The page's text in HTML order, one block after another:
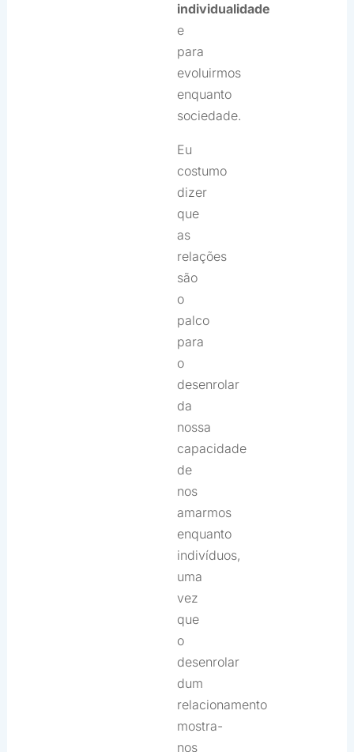
individualidade
e
para
evoluirmos
enquanto
sociedade.
Eu
costumo
dizer
que
as
relações
são
o
palco
para
o
desenrolar
da
nossa
capacidade
de
nos
amarmos
enquanto
indivíduos,
uma
vez
que
o
desenrolar
dum
relacionamento
mostra-
nos